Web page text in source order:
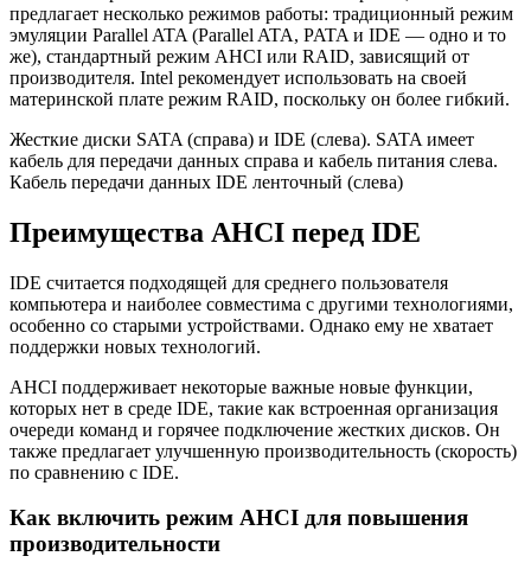
предлагает несколько режимов работы: традиционный режим
эмуляции Parallel ATA (Parallel ATA, PATA и IDE — одно и то
же), стандартный режим AHCI или RAID, зависящий от
производителя. Intel рекомендует использовать на своей
материнской плате режим RAID, поскольку он более гибкий.
Жесткие диски SATA (справа) и IDE (слева). SATA имеет
кабель для передачи данных справа и кабель питания слева.
Кабель передачи данных IDE ленточный (слева)
Преимущества AHCI перед IDE
IDE считается подходящей для среднего пользователя
компьютера и наиболее совместима с другими технологиями,
особенно со старыми устройствами. Однако ему не хватает
поддержки новых технологий.
AHCI поддерживает некоторые важные новые функции,
которых нет в среде IDE, такие как встроенная организация
очереди команд и горячее подключение жестких дисков. Он
также предлагает улучшенную производительность (скорость)
по сравнению с IDE.
Как включить режим AHCI для повышения
производительности